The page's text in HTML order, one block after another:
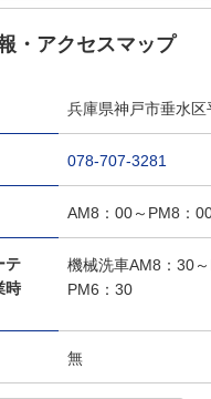
・アクセスマップ
兵庫県神戸市垂水
078-707-3281
AM8：00～PM8：
テ
時
機械洗車AM8：30
PM6：30
無